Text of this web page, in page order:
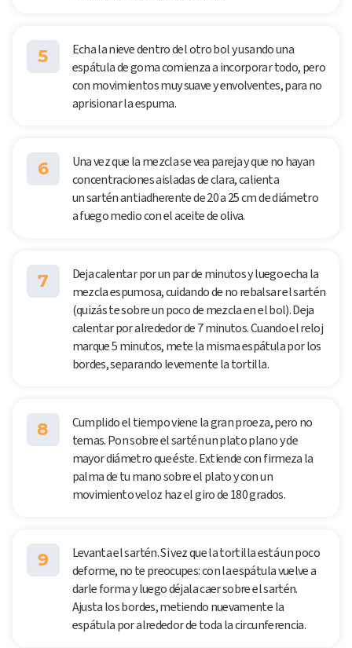
5
Echa la nieve dentro del otro bol y usando una
espátula de goma comienza a incorporar todo, pero
con movimientos muy suave y envolventes, para no
aprisionar la espuma.
6
Una vez que la mezcla se vea pareja y que no hayan
concentraciones aisladas de clara, calienta
un sartén antiadherente de 20 a 25 cm de diámetro
a fuego medio con el aceite de oliva.
7
Deja calentar por un par de minutos y luego echa la
mezcla espumosa, cuidando de no rebalsar el sartén
(quizás te sobre un poco de mezcla en el bol). Deja
calentar por alrededor de 7 minutos. Cuando el reloj
marque 5 minutos, mete la misma espátula por los
bordes, separando levemente la tortilla.
8
Cumplido el tiempo viene la gran proeza, pero no
temas. Pon sobre el sartén un plato plano y de
mayor diámetro que éste. Extiende con firmeza la
palma de tu mano sobre el plato y con un
movimiento veloz haz el giro de 180 grados.
9
Levanta el sartén. Si vez que la tortilla está un poco
deforme, no te preocupes: con la espátula vuelve a
darle forma y luego déjala caer sobre el sartén.
Ajusta los bordes, metiendo nuevamente la
espátula por alrededor de toda la circunferencia.